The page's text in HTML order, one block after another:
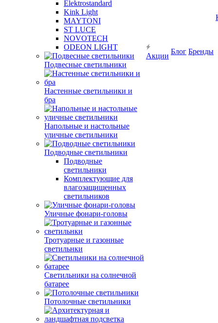
Elektrostandard
Kink Light
MAYTONI
ST LUCE
NOVOTECH
ODEON LIGHT
Подвесные светильники
Настенные светильники и
бра
Напольные и настольные
уличные светильники
Подводные светильники
Подводные
светильники
Комплектующие для
влагозащищенных
светильников
Уличные фонари-головы
Тротуарные и газонные
светильнки
Светильники на солнечной
батарее
Потолочные светильники
Акции
Блог Бренды